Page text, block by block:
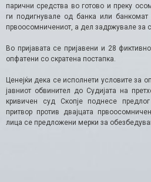
парични средства во готово и преку
ги подигнувале од банка или
првоосомничениот, а дел задржувале за
Во пријавата се пријавени и 28
опфатени со скратена постапка.
Ценејќи дека се исполнети условите за
јавниот обвинител до Судијата на
кривичен суд Скопје поднесе
притвор против двајцата
лица се предложени мерки за